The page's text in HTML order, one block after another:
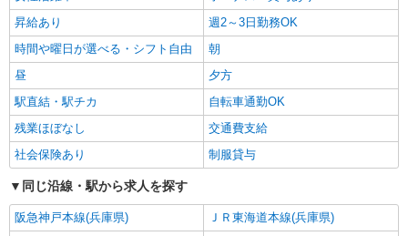
昇給あり
週2～3日勤務OK
時間や曜日が選べる・シフト自由
朝
昼
夕方
駅直結・駅チカ
自転車通勤OK
残業ほぼなし
交通費支給
社会保険あり
制服貸与
同じ沿線・駅から求人を探す
阪急神戸本線(兵庫県)
ＪＲ東海道本線(兵庫県)